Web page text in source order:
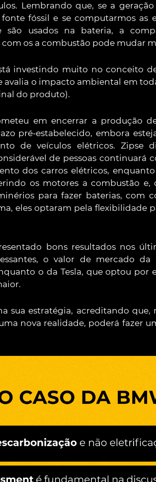
Lembrando que, se a
fóssil e se computarmos as
são usados na bateria, a
com os a combustão pode mudar
investindo muito no conceito
o impacto ambiental em
do produto).
em encerrar a produção
pré-estabelecido, embora
de veículos elétricos. Zipse
de pessoas continuará
dos carros elétricos,
os motores a combustão e,
para fazer baterias, com
eles optaram pela flexibilidade
bons resultados nos
o valor de mercado da
o da Tesla, que optou por
sua estratégia, acreditando que,
nova realidade, poderá fazer